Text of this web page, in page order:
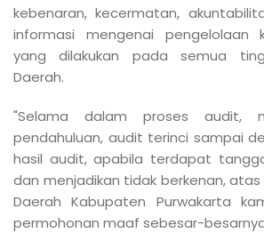
kebenaran, kecermatan,
informasi mengenai pengelolaan
yang dilakukan pada semua
Daerah.
"Selama dalam proses audit,
pendahuluan, audit terinci sampai
hasil audit, apabila terdapat
dan menjadikan tidak berkenan,
Daerah Kabupaten Purwakarta
permohonan maaf sebesar-